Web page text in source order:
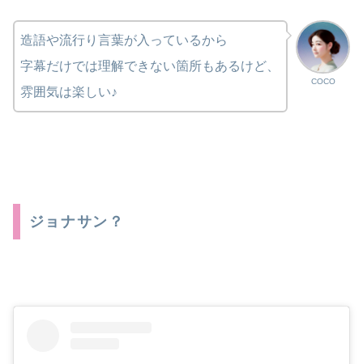
COCO
造語や流行り言葉が入っているから
字幕だけでは理解できない箇所もあるけど、
雰囲気は楽しい♪
ジョナサン？